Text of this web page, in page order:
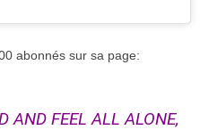
abonnés sur sa page:
AND FEEL ALL ALONE,